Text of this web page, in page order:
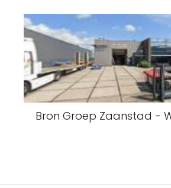
Bron Groep Zaanstad -